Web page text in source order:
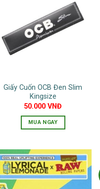
Giấy Cuốn OCB Đen Slim
Kingsize
50.000VNĐ
MUA NGAY